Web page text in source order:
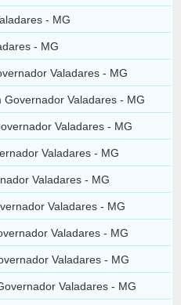
- MG
- MG
Valadares - MG
Valadares - MG
Valadares - MG
Valadares - MG
Valadares - MG
Valadares - MG
Valadares - MG
Valadares - MG
Valadares - MG